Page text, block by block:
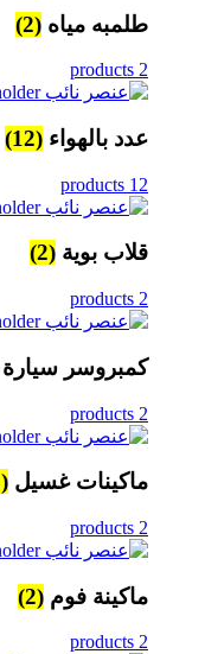
طلمبه مياه (2)
2 products
عدد بالهواء (12)
12 products
قلاب بوية (2)
2 products
كمبروسر سيارة
2 products
ماكينات غسيل (2)
2 products
ماكينة فوم (2)
2 products